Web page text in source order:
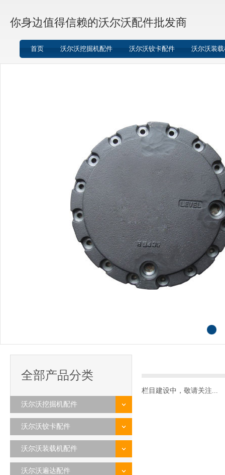
你身边值得信赖的沃尔沃配件批发商
首页 沃尔沃挖掘机配件 沃尔沃铰卡配件 沃尔沃装
全部产品分类
沃尔沃挖掘机配件
沃尔沃铰卡配件
沃尔沃装载机配件
沃尔沃遍达配件
栏目建设中，敬请关注...